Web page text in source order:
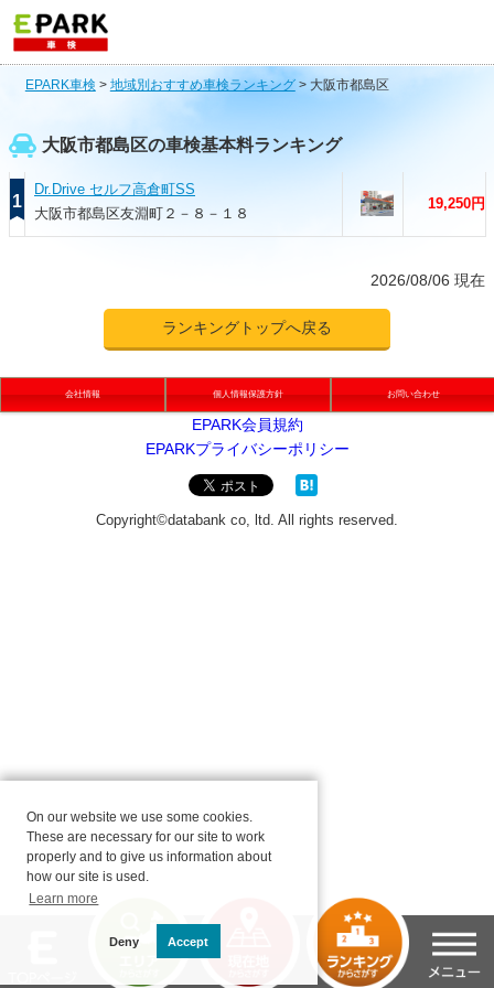
EPARK車検 > 地域別おすすめ車検ランキング> 大阪市都島区
大阪市都島区の車検基本料ランキング
1
Dr.Drive セルフ高倉町SS
大阪市都島区友淵町２－８－１８
19,250円
2026/08/06 現在
ランキングトップへ戻る
会社情報 個人情報保護方針 お問い合わせ
On our website we use some cookies.
These are necessary for our site to work
properly and to give us information about
how our site is used.
Learn more
Deny Accept